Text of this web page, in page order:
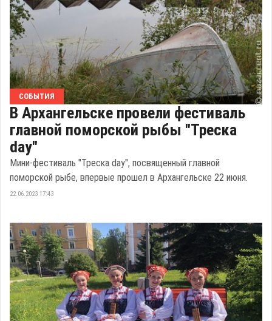
СОБЫТИЯ
В Архангельске провели фестиваль
главной поморской рыбы "Треска
day"
Мини-фестиваль "Треска day", посвященный главной
поморской рыбе, впервые прошел в Архангельске 22 июня.
22.06.2023 17:43